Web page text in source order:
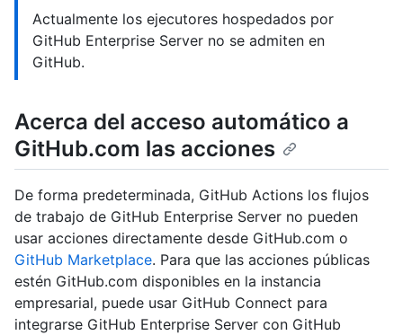
Actualmente los ejecutores hospedados por
GitHub Enterprise Server no se admiten en
GitHub.
Acerca del acceso automático a
GitHub.com las acciones
De forma predeterminada, GitHub Actions los flujos
de trabajo de GitHub Enterprise Server no pueden
usar acciones directamente desde GitHub.com o
GitHub Marketplace. Para que las acciones públicas
estén GitHub.com disponibles en la instancia
empresarial, puede usar GitHub Connect para
integrarse GitHub Enterprise Server con GitHub